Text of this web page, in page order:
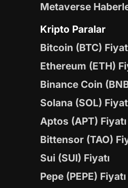
Metaverse
Kripto Paralar
Bitcoin (BTC)
Ethereum (ETH)
Binance Coin
Solana (SOL)
Aptos (APT) Fiyatı
Bittensor (TAO)
Sui (SUI) Fiyatı
Pepe (PEPE) Fiyatı